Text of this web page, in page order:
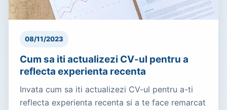
08/11/2023
Cum sa iti actualizezi CV-ul pentru a
reflecta experienta recenta
Invata cum sa iti actualizezi CV-ul pentru a-ti
reflecta experienta recenta si a te face remarcat